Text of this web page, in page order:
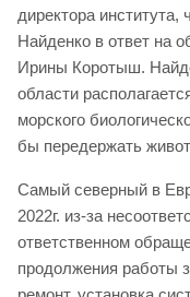
директора
Найденко в ответ на
Ирины Коротыш.
области
морского
бы передержать
Самый северный в
2022г. из-за
ответственном
продолжения работы